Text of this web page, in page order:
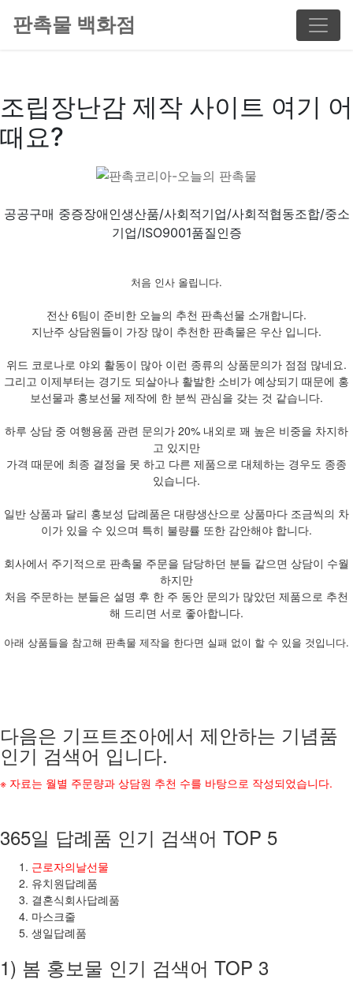
판촉물 백화점
조립장난감 제작 사이트 여기 어
때요?
공공구매 중증장애인생산품/사회적기업/사회적협동조합/중소
기업/ISO9001품질인증
처음 인사 올립니다.
전산 6팀이 준비한 오늘의 추천 판촉선물 소개합니다.
지난주 상담원들이 가장 많이 추천한 판촉물은 우산 입니다.
위드 코로나로 야외 활동이 많아 이런 종류의 상품문의가 점점 많네요.
그리고 이제부터는 경기도 되살아나 활발한 소비가 예상되기 때문에 홍
보선물과 홍보선물 제작에 한 분씩 관심을 갖는 것 같습니다.
하루 상담 중 여행용품 관련 문의가 20% 내외로 꽤 높은 비중을 차지하
고 있지만
가격 때문에 최종 결정을 못 하고 다른 제품으로 대체하는 경우도 종종
있습니다.
일반 상품과 달리 홍보성 답례품은 대량생산으로 상품마다 조금씩의 차
이가 있을 수 있으며 특히 불량률 또한 감안해야 합니다.
회사에서 주기적으로 판촉물 주문을 담당하던 분들 같으면 상담이 수월
하지만
처음 주문하는 분들은 설명 후 한 주 동안 문의가 많았던 제품으로 추천
해 드리면 서로 좋아합니다.
아래 상품들을 참고해 판촉물 제작을 한다면 실패 없이 할 수 있을 것입니다.
다음은 기프트조아에서 제안하는 기념품
인기 검색어 입니다.
※ 자료는 월별 주문량과 상담원 추천 수를 바탕으로 작성되었습니다.
365일 답례품 인기 검색어 TOP 5
근로자의날선물
유치원답례품
결혼식회사답례품
마스크줄
생일답례품
1) 봄 홍보물 인기 검색어 TOP 3